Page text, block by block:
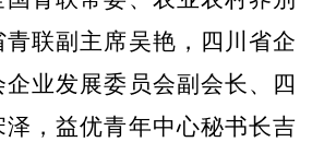
联副主席吴艳，四川省企
业发展委员会副会长、四
泽，益优青年中心秘书长吉